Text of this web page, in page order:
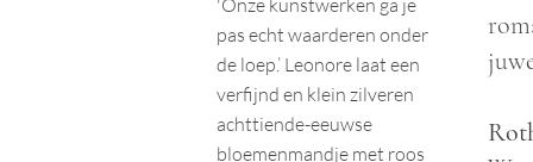
'Onze kunstwerken ga je
pas echt waarderen onder
de loep.’ Leonore laat een
verfijnd en klein zilveren
achttiende-eeuwse
bloemenmandje met roos